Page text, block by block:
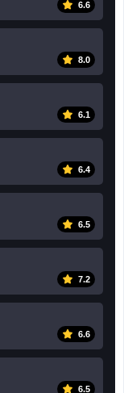
6.6
8.0
6.1
6.4
6.5
7.2
6.6
6.5